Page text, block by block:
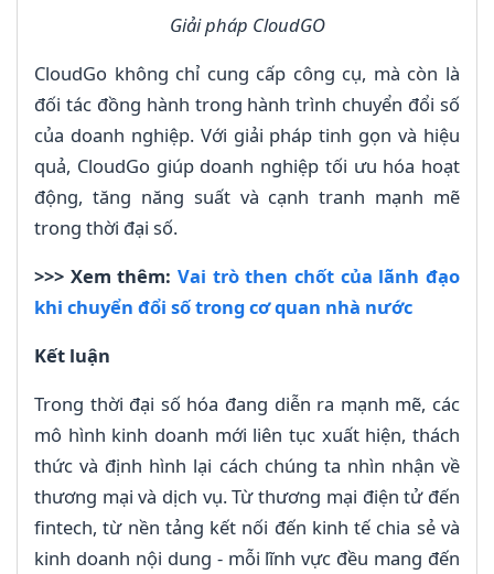
Giải pháp CloudGO
CloudGo không chỉ cung cấp công cụ, mà còn là
đối tác đồng hành trong hành trình chuyển đổi số
của doanh nghiệp. Với giải pháp tinh gọn và hiệu
quả, CloudGo giúp doanh nghiệp tối ưu hóa hoạt
động, tăng năng suất và cạnh tranh mạnh mẽ
trong thời đại số.
>>> Xem thêm: Vai trò then chốt của lãnh đạo
khi chuyển đổi số trong cơ quan nhà nước
Kết luận
Trong thời đại số hóa đang diễn ra mạnh mẽ, các
mô hình kinh doanh mới liên tục xuất hiện, thách
thức và định hình lại cách chúng ta nhìn nhận về
thương mại và dịch vụ. Từ thương mại điện tử đến
fintech, từ nền tảng kết nối đến kinh tế chia sẻ và
kinh doanh nội dung - mỗi lĩnh vực đều mang đến